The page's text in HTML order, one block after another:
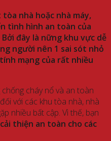
nhà hoặc nhà máy,
tình hình an toàn của
đây là nững khu vực dễ
người nên 1 sai sót nhỏ
mạng của rất nhiều
cháy nổ và an toàn
với các khu tòa nhà, nhà
nhiều bất cập. Vì thế, bạn
thiện an toàn cho các